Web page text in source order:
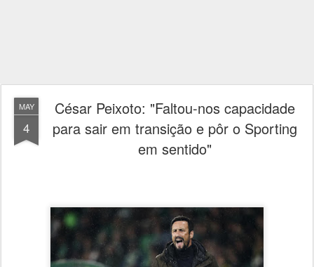
MAY
4
César Peixoto: "Faltou-nos capacidade
para sair em transição e pôr o Sporting
em sentido"